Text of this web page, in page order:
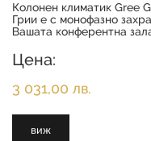
Колонен климатик Gree
Грии е с монофазно
Вашата конферентна
Цена:
3 031,00 лв.
виж